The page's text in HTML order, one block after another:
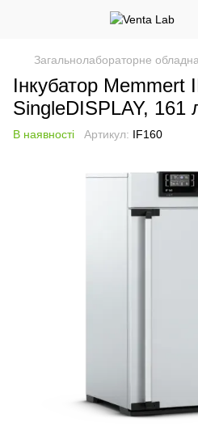
Загальнолабораторне
Інкубатор Memmert
SingleDISPLAY, 161
В наявності Артикул: IF160